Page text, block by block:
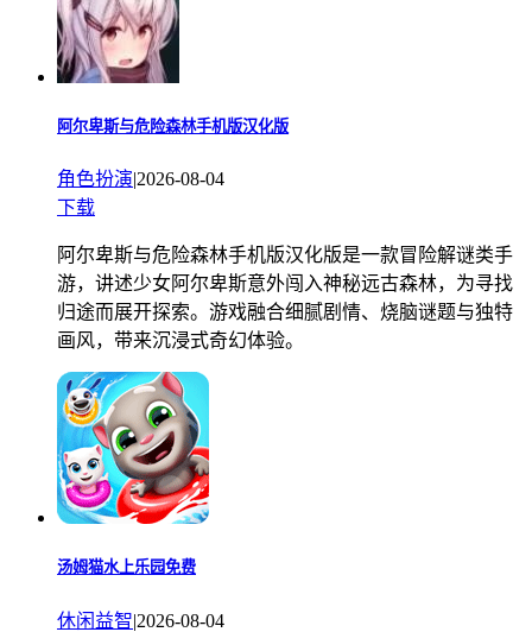
阿尔卑斯与危险森林手机版汉化版
角色扮演|2026-08-04
下载
阿尔卑斯与危险森林手机版汉化版是一款冒险解谜类手
游，讲述少女阿尔卑斯意外闯入神秘远古森林，为寻找
归途而展开探索。游戏融合细腻剧情、烧脑谜题与独特
画风，带来沉浸式奇幻体验。
汤姆猫水上乐园免费
休闲益智|2026-08-04